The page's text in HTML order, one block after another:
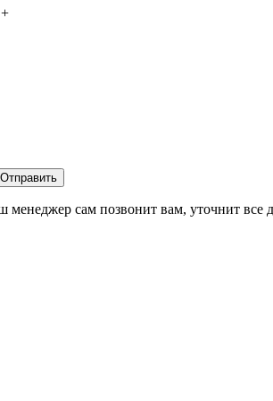
+
менеджер сам позвонит вам, уточнит все